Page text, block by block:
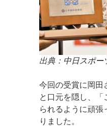
出典： 中日スポー
今回の受賞に岡田
と口元を隠し、「
られるように頑
りました。